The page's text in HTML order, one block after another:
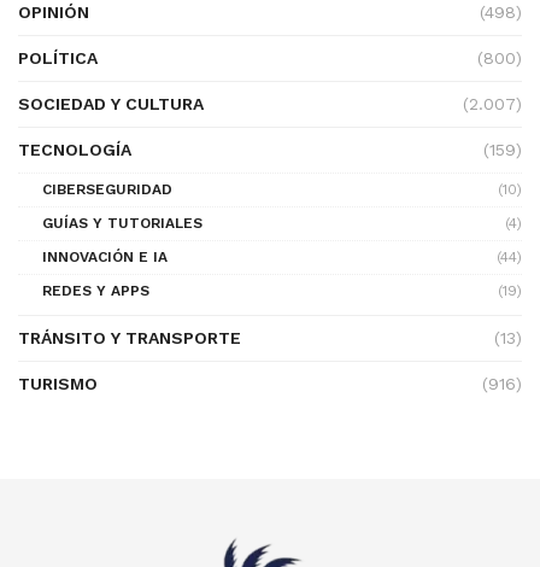
OPINIÓN (498)
POLÍTICA (800)
SOCIEDAD Y CULTURA (2.007)
TECNOLOGÍA (159)
CIBERSEGURIDAD
(10)
GUÍAS Y TUTORIALES
(4)
INNOVACIÓN E IA
(44)
REDES Y APPS
(19)
TRÁNSITO Y TRANSPORTE (13)
TURISMO (916)